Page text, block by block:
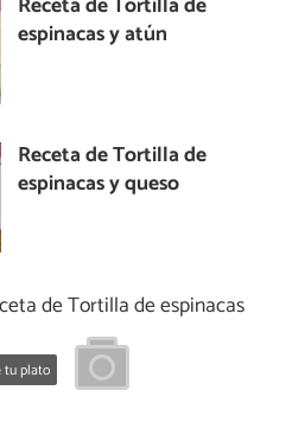
espinacas y atún
Receta de Tortilla de
espinacas y queso
de Tortilla de espinacas
tu plato